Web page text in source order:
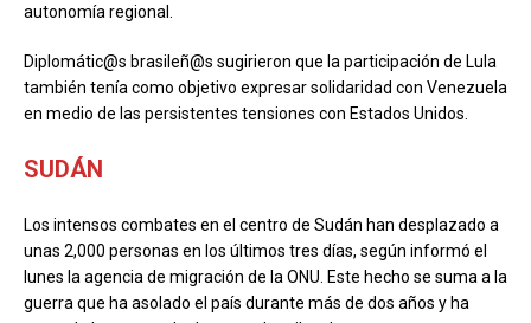
autonomía regional.
Diplomátic@s brasileñ@s sugirieron que la participación de Lula
también tenía como objetivo expresar solidaridad con Venezuela
en medio de las persistentes tensiones con Estados Unidos.
SUDÁN
Los intensos combates en el centro de Sudán han desplazado a
unas 2,000 personas en los últimos tres días, según informó el
lunes la agencia de migración de la ONU. Este hecho se suma a la
guerra que ha asolado el país durante más de dos años y ha